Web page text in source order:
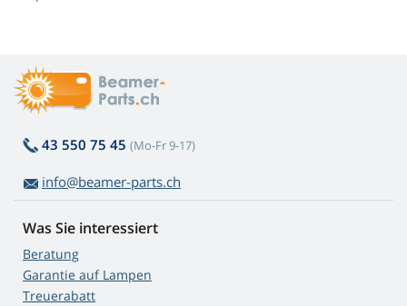
43 550 75 45 (Mo-Fr 9-17)
info@beamer-parts.ch
Was Sie interessiert
Beratung
Garantie auf Lampen
Treuerabatt